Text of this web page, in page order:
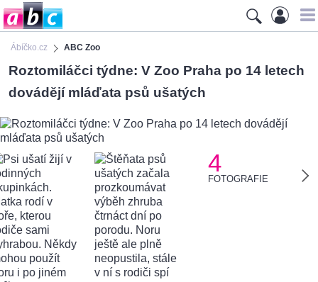
Ábíčko.cz ABC Zoo
Roztomiláčci týdne: V Zoo Praha po 14 letech
dovádějí mláďata psů ušatých
4
FOTOGRAFIE